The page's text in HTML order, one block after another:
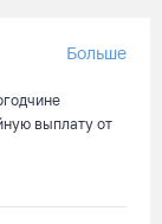
Больше
выплату от